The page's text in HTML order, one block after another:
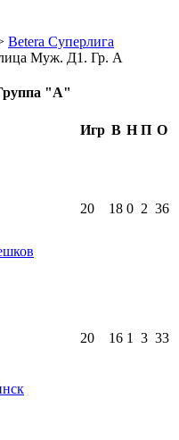
Betera Суперлига
Муж. Д1. Гр. А
"А"
Игр В Н П О
20 18 0 2 36
20 16 1 3 33